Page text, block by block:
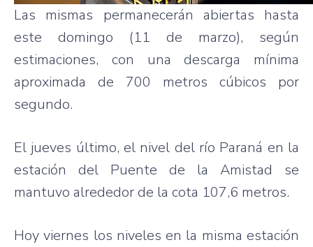
Las mismas permanecerán abiertas hasta
este domingo (11 de marzo), según
estimaciones, con una descarga mínima
aproximada de 700 metros cúbicos por
segundo.
El jueves último, el nivel del río Paraná en la
estación del Puente de la Amistad se
mantuvo alrededor de la cota 107,6 metros.
Hoy viernes los niveles en la misma estación